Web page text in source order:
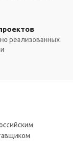
реализованных